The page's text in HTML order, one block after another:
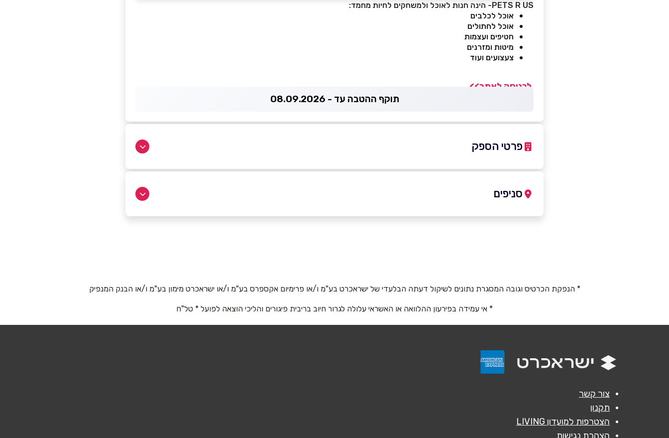
PETS R US- הינה חנות לאוכל ולמשחקים לחיות מחמד:
אוכל לכלבים
אוכל לחתולים
חטיפים ועצמות
מיטות ומזרנים
צעצועים ועוד
לכניסה לאתר>>
תוקף ההטבה עד - 08.09.2026
פרטי הספק
נושא*
אנא חזרו אלי בקשר ל...
סניפים
* הנפקת הכרטיס וגובה המסגרת נתונים לשיקול דעתה הבלעדי של ישראכרט בע"מ ו/או פרימיום אקספרס בע"מ ו/או ישראכרט מימון בע"מ ו/או הבנק המנפיק
* אי עמידה בפירעון ההלוואה או האשראי עלולה לגרור חיוב בריבית פיגורים והליכי הוצאה לפועל * טל"ח
צור קשר
תקנון
הצטרפות למועדון LIVING
הצהרת נגישות